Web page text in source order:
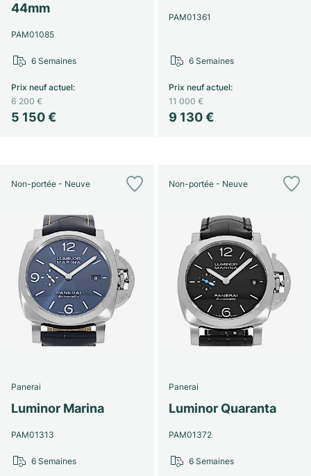
44mm
PAM01085
5 150 €
Prix neuf actuel:
6 200 €
6 Semaines
PAM01361
9 130 €
Prix neuf actuel:
11 000 €
6 Semaines
Non-portée - Neuve
Panerai
Luminor Marina
PAM01313
6 Semaines
Non-portée - Neuve
Panerai
Luminor Quaranta
PAM01372
6 Semaines